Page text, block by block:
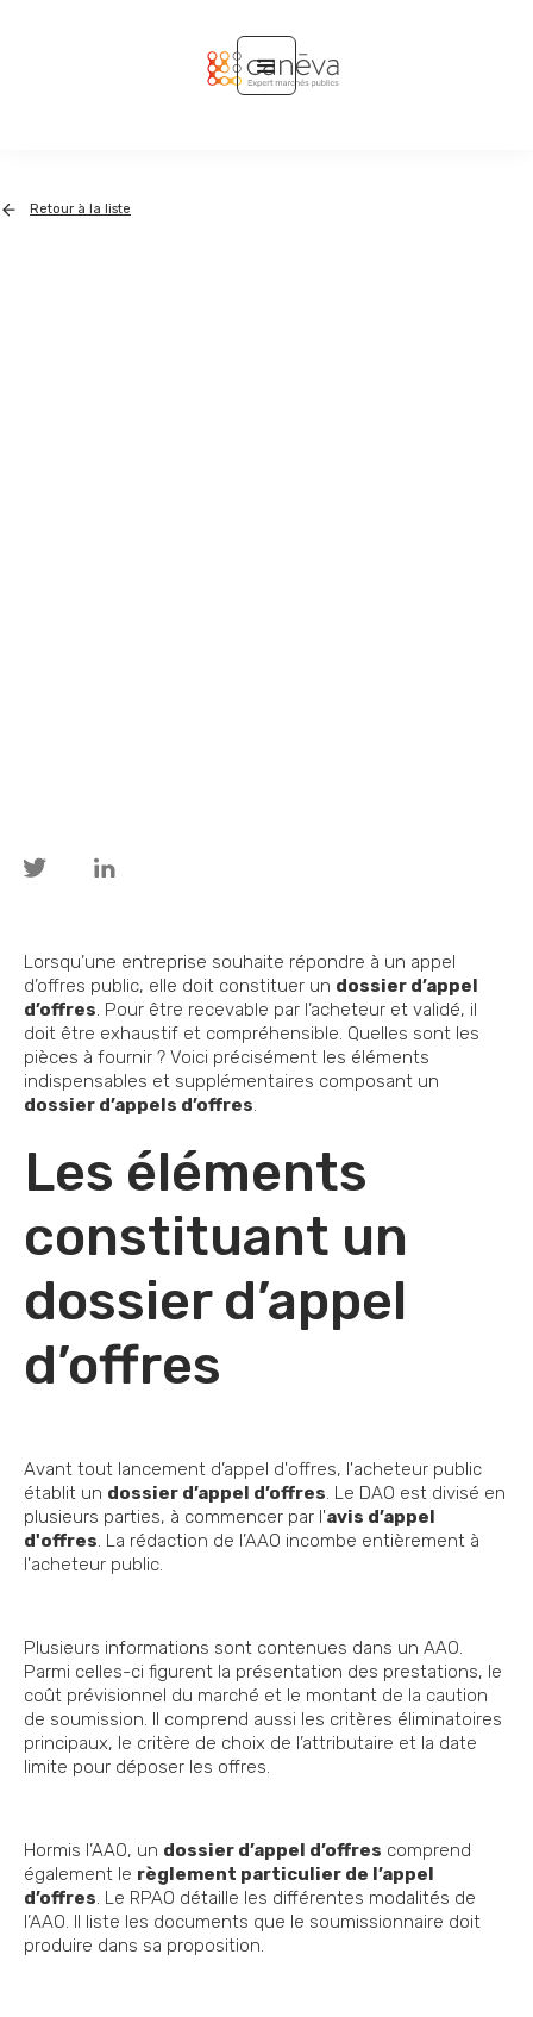
Retour à la liste
Lorsqu’une entreprise souhaite répondre à un appel
d’offres public, elle doit constituer un dossier d’appel
d’offres. Pour être recevable par l’acheteur et validé, il
doit être exhaustif et compréhensible. Quelles sont les
pièces à fournir ? Voici précisément les éléments
indispensables et supplémentaires composant un
dossier d’appels d’offres.
Les éléments
constituant un
dossier d’appel
d’offres
Avant tout lancement d’appel d'offres, l'acheteur public
établit un dossier d’appel d’offres. Le DAO est divisé en
plusieurs parties, à commencer par l'avis d’appel
d'offres. La rédaction de l’AAO incombe entièrement à
l'acheteur public.
Plusieurs informations sont contenues dans un AAO.
Parmi celles-ci figurent la présentation des prestations, le
coût prévisionnel du marché et le montant de la caution
de soumission. Il comprend aussi les critères éliminatoires
principaux, le critère de choix de l’attributaire et la date
limite pour déposer les offres.
Hormis l’AAO, un dossier d’appel d’offres comprend
également le règlement particulier de l’appel
d’offres. Le RPAO détaille les différentes modalités de
l’AAO. Il liste les documents que le soumissionnaire doit
produire dans sa proposition.